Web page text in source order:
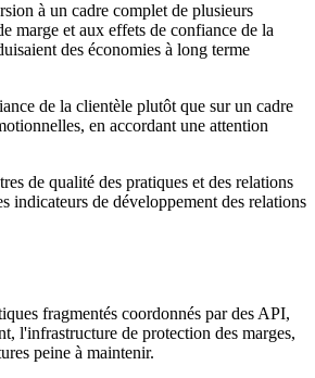
à un cadre complet de plusieurs
marge et aux effets de confiance de la
des économies à long terme
de la clientèle plutôt que sur un cadre
en accordant une attention
de qualité des pratiques et des relations
indicateurs de développement des relations
fragmentés coordonnés par des API,
l'infrastructure de protection des marges,
peine à maintenir.